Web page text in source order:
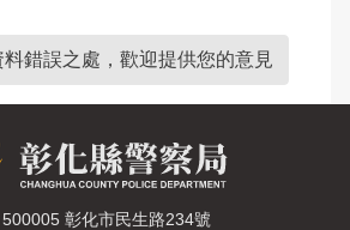
錯誤之處，歡迎提供您的意見
彰化市民生路234號